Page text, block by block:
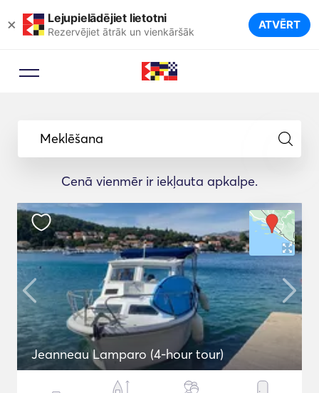
× Lejupielādējiet lietotni
Rezervējiet ātrāk un vienkāršāk ATVĒRT
Meklēšana
Cenā vienmēr ir iekļauta apkalpe.
Jeanneau Lamparo (4-hour tour)